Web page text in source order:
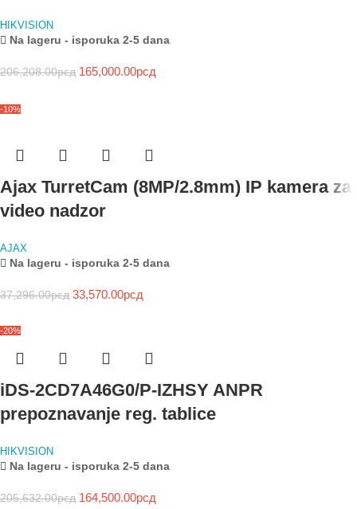
HIKVISION
Na lageru - isporuka 2-5 dana
206,208.00рсд 165,000.00рсд
-10%
Ajax TurretCam (8MP/2.8mm) IP kamera za
video nadzor
AJAX
Na lageru - isporuka 2-5 dana
37,296.00рсд 33,570.00рсд
-20%
iDS-2CD7A46G0/P-IZHSY ANPR
prepoznavanje reg. tablice
HIKVISION
Na lageru - isporuka 2-5 dana
205,632.00рсд 164,500.00рсд